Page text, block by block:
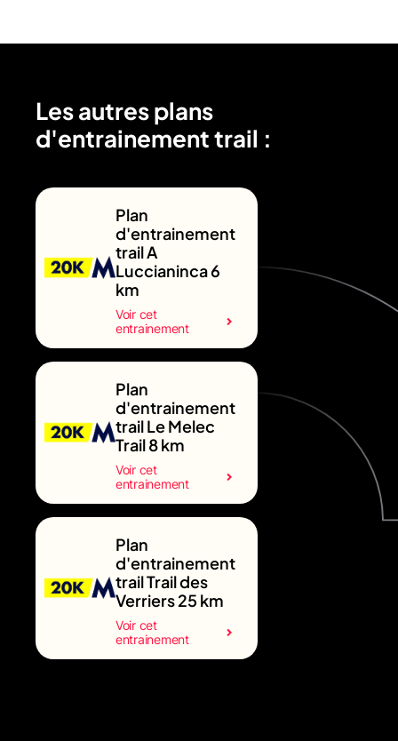
Les autres plans
d'entrainement trail :
Plan
d'entrainement
trail A
Luccianinca 6
km
Voir cet
entrainement
Plan
d'entrainement
trail Le Melec
Trail 8 km
Voir cet
entrainement
Plan
d'entrainement
trail Trail des
Verriers 25 km
Voir cet
entrainement